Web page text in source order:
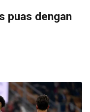
puas dengan